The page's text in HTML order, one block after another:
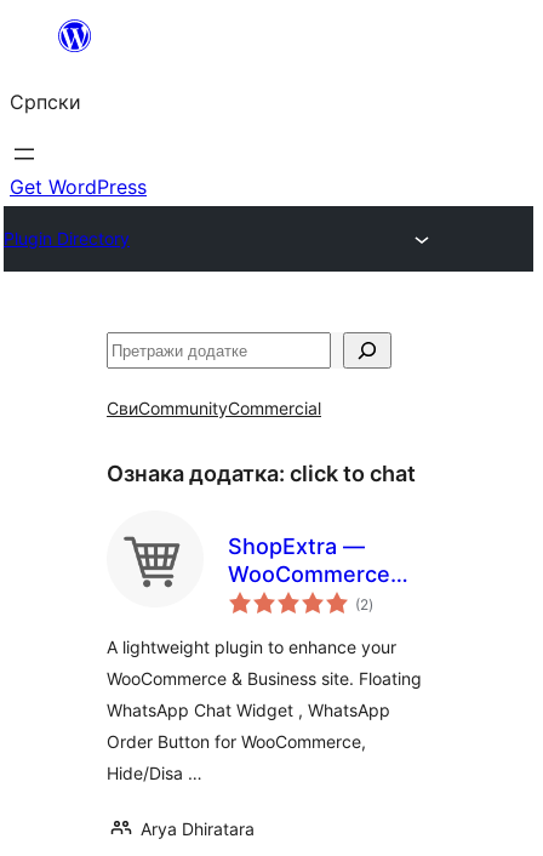
Скочи
садржај
Српски
Get WordPress
Plugin Directory
Претрага
СвиCommunityCommercial
Ознака додатка: click to chat
ShopExtra —
WooCommerce
Extras
(2укупних
оцена
)
A lightweight plugin to enhance your
WooCommerce & Business site. Floating
WhatsApp Chat Widget , WhatsApp
Order Button for WooCommerce,
Hide/Disa …
Arya Dhiratara